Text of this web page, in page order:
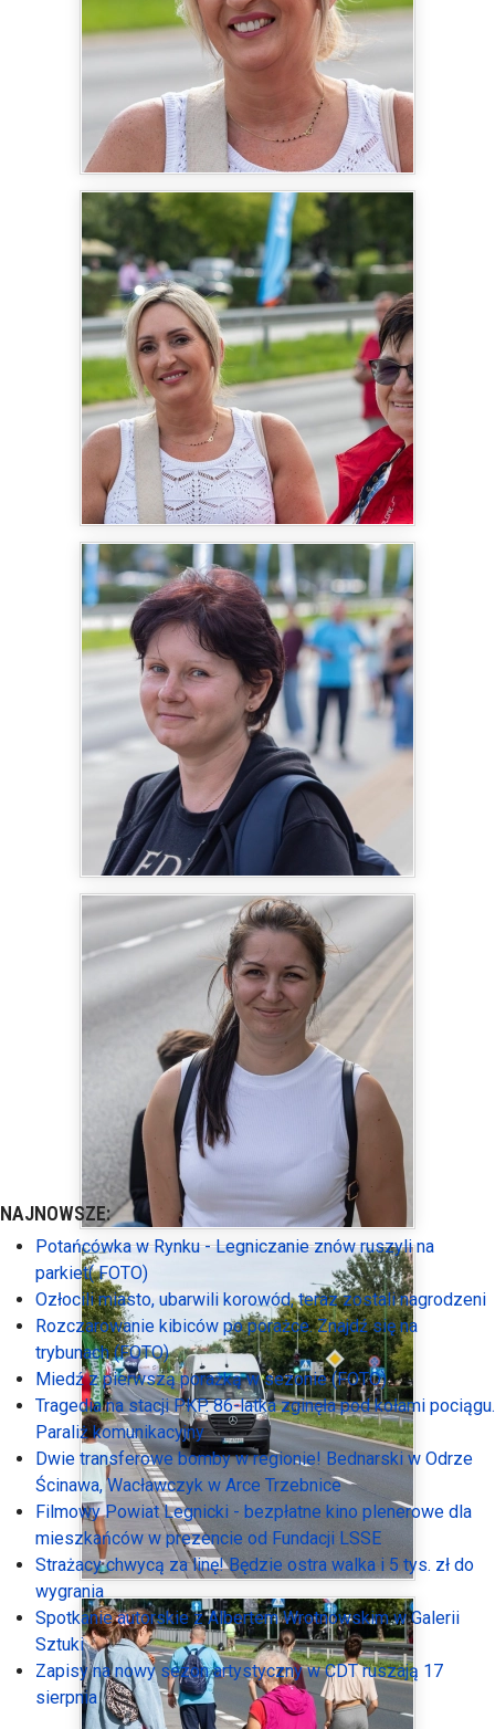
NAJNOWSZE:
Potańcówka w Rynku - Legniczanie znów ruszyli na
parkiet( FOTO)
Ozłocili miasto, ubarwili korowód, teraz zostali nagrodzeni
Rozczarowanie kibiców po porażce. Znajdź się na
trybunach (FOTO)
Miedź z pierwszą porażką w sezonie (FOTO)
Tragedia na stacji PKP. 86-latka zginęła pod kołami pociągu.
Paraliż komunikacyjny
Dwie transferowe bomby w regionie! Bednarski w Odrze
Ścinawa, Wacławczyk w Arce Trzebnice
Filmowy Powiat Legnicki - bezpłatne kino plenerowe dla
mieszkańców w prezencie od Fundacji LSSE
Strażacy chwycą za linę! Będzie ostra walka i 5 tys. zł do
wygrania
Spotkanie autorskie z Albertem Wrotnowskim w Galerii
Sztuki
Zapisy na nowy sezon artystyczny w CDT ruszają 17
sierpnia